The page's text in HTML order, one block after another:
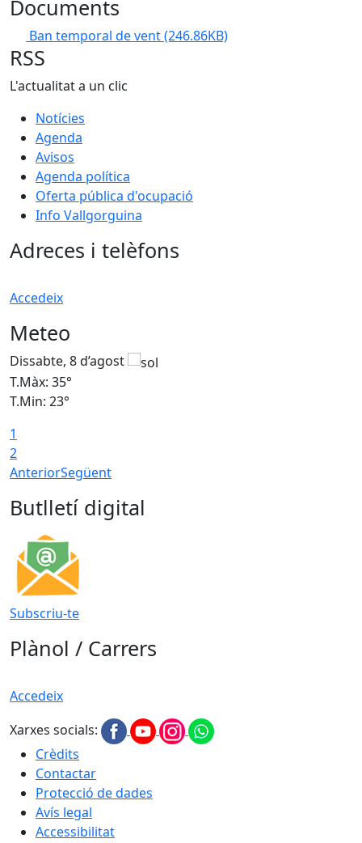
Documents
Ban temporal de vent(246.86KB)
RSS
L'actualitat a un clic
Notícies
Agenda
Avisos
Agenda política
Oferta pública d'ocupació
Info Vallgorguina
Adreces i telèfons
Accedeix
Meteo
Dissabte, 8 d’agost
T.Màx: 35°
T.Min: 23°
1
2
AnteriorSegüent
Butlletí digital
Subscriu-te
Plànol / Carrers
Accedeix
Xarxes socials:
Crèdits
Contactar
Protecció de dades
Avís legal
Accessibilitat